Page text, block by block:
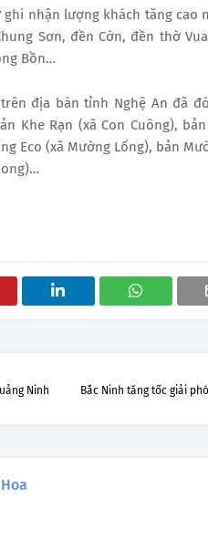
nhận lượng khách tăng cao
Sơn, đền Cờn, đền thờ
Bồn…
địa bàn tỉnh Nghệ An đã
Khe Rạn (xã Con Cuông),
Eco (xã Mường Lống), bản
Bắc Ninh tăng tốc giải
Ninh